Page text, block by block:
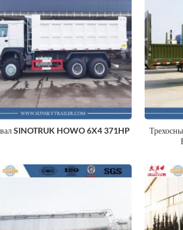
SINOTRUK HOWO 6X4 371HP